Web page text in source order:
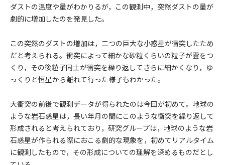
ダストの温度や量がわかりるが，この観測中，突然ダストの量が
劇的に増加したのを発見した。
この突然のダストの増加は，二つの巨大な小惑星が衝突したため
だと考えられる。衝突によって細かな砂粒くらいの粒子が雲をつ
くり，その後粒子同士が衝突を繰り返してさらに細かくなり，ゆ
っくりと恒星から離れて行った様子もわかった。
大衝突の前後で観測データが得られたのは今回が初めて。地球の
ような岩石惑星は，長い年月の間にこのような衝突を繰り返して
形成されると考えられており，研究グループは，地球のような岩
石惑星が作られる際におこる劇的な現象を，初めてリアルタイム
に観測したもので，その形成についての理解を深めるものだとし